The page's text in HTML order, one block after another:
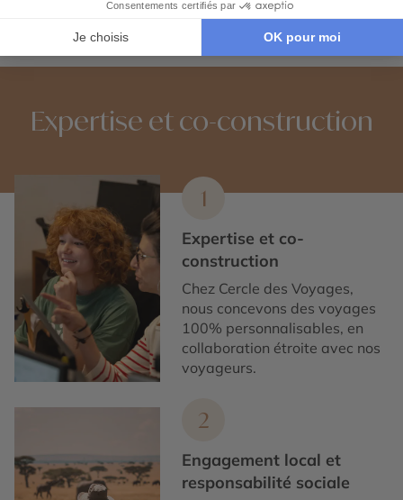
Voyage de noces en Nouvelle-Zélande
Expertise et co-construction
1
Expertise et co-
construction
Chez Cercle des Voyages,
nous concevons des voyages
100% personnalisables, en
collaboration étroite avec nos
voyageurs.
2
Engagement local et
responsabilité sociale